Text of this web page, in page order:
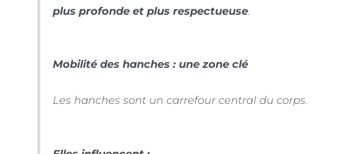
plus profonde et plus respectueuse.
Mobilité des hanches : une zone clé
Les hanches sont un carrefour central du corps.